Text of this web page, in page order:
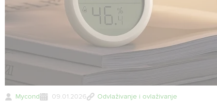
Mycond 09.01.2026 Odvlaživanje i ovlaživanje